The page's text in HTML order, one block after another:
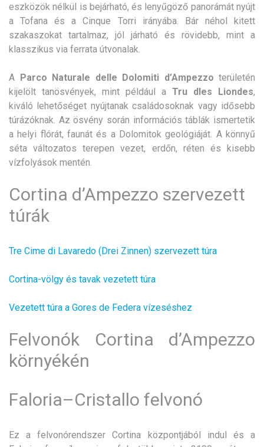
eszközök nélkül is bejárható, és lenyűgöző panorámát nyújt
a Tofana és a Cinque Torri irányába. Bár néhol kitett
szakaszokat tartalmaz, jól járható és rövidebb, mint a
klasszikus via ferrata útvonalak.
A Parco Naturale delle Dolomiti d’Ampezzo területén
kijelölt tanösvények, mint például a Tru dles Liondes,
kiváló lehetőséget nyújtanak családosoknak vagy idősebb
túrázóknak. Az ösvény során információs táblák ismertetik
a helyi flórát, faunát és a Dolomitok geológiáját. A könnyű
séta változatos terepen vezet, erdőn, réten és kisebb
vízfolyások mentén.
Cortina d’Ampezzo szervezett
túrák
Tre Cime di Lavaredo (Drei Zinnen) szervezett túra
Cortina-völgy és tavak vezetett túra
Vezetett túra a Gores de Federa vízeséshez
Felvonók Cortina d’Ampezzo
környékén
Faloria–Cristallo felvonó
Ez a felvonórendszer Cortina központjából indul és a